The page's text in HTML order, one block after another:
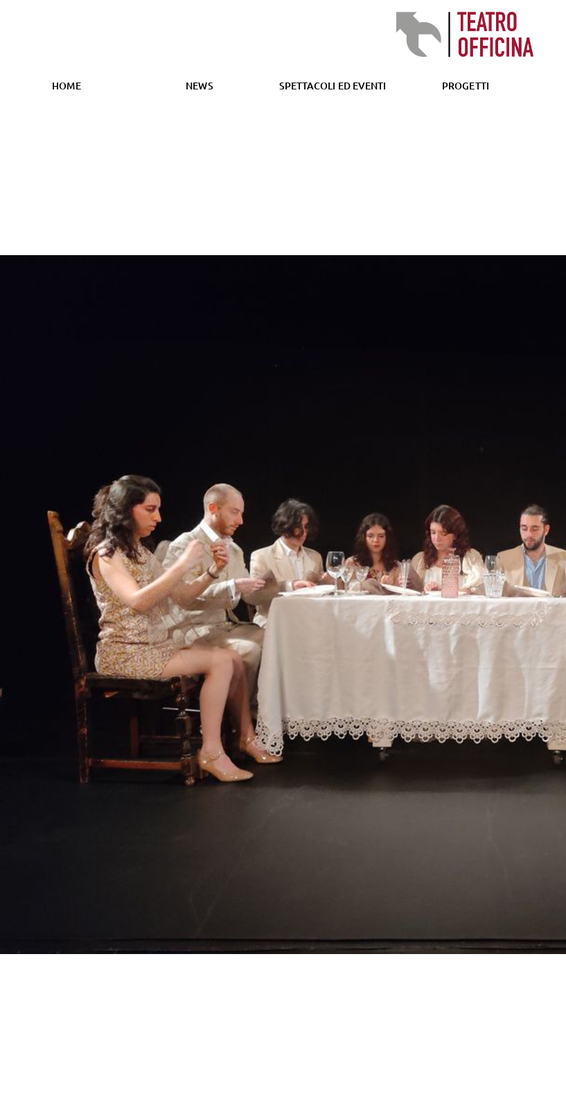
HOME NEWS SPETTACOLI ED EVENTI PROGETTI
CORSI GIOVANI